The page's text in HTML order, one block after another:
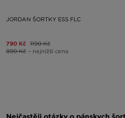
JORDAN ŠORTKY ESS FLC
790 Kč 1190 Kč
890 Kč – nejnižší cena